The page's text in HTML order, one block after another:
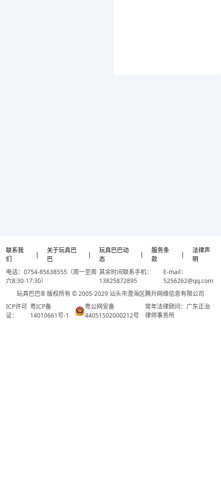
联系我
们
|
关于玩具巴
巴
|
玩具巴巴动
态
|
服务条
款
|
法律声
明
电话：0754-85638555（周一至周
六8:30-17:30）
其余时间联系手机：
13825872895
E-mail：
5256262@qq.com
玩具巴巴® 版权所有 © 2005-2029 汕头市澄海区腾升网络信息有限公司
ICP许可
证：
粤ICP备
14010661号-1
粤公网安备
44051502000212号
常年法律顾问：广东正治
律师事务所